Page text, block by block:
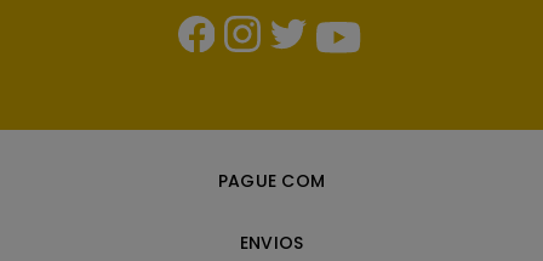
PAGUE COM
ENVIOS